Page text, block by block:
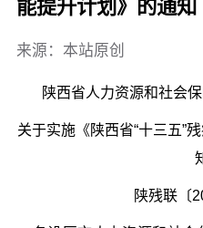
能提升计划》的通知
来源：本站原创
陕西省人力资源和社会
关于实施《陕西省“十三五”
陕残联〔